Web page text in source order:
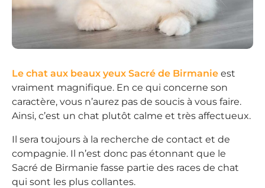
Le chat aux beaux yeux Sacré de Birmanie est
vraiment magnifique. En ce qui concerne son
caractère, vous n’aurez pas de soucis à vous faire.
Ainsi, c’est un chat plutôt calme et très affectueux.
Il sera toujours à la recherche de contact et de
compagnie. Il n’est donc pas étonnant que le
Sacré de Birmanie fasse partie des races de chat
qui sont les plus collantes.